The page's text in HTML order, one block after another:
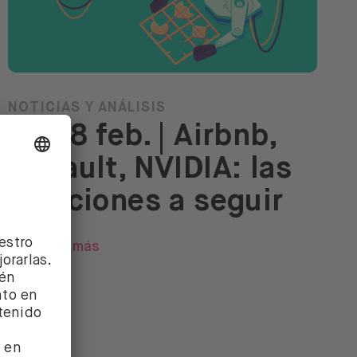
NOTICIAS Y ANÁLISIS
14-18 feb. | Airbnb,
Renault, NVIDIA: las
3 acciones a seguir
Leer más